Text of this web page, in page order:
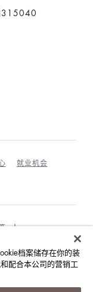
315040
就业机会
档案储存在你的装
配合本公司的营销工